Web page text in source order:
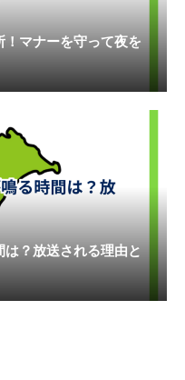
マナーを守って夜を
？放送される理由と